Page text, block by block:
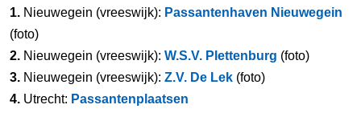
1. Nieuwegein (vreeswijk): Passantenhaven Nieuwegein
(foto)
2. Nieuwegein (vreeswijk): W.S.V. Plettenburg (foto)
3. Nieuwegein (vreeswijk): Z.V. De Lek (foto)
4. Utrecht: Passantenplaatsen